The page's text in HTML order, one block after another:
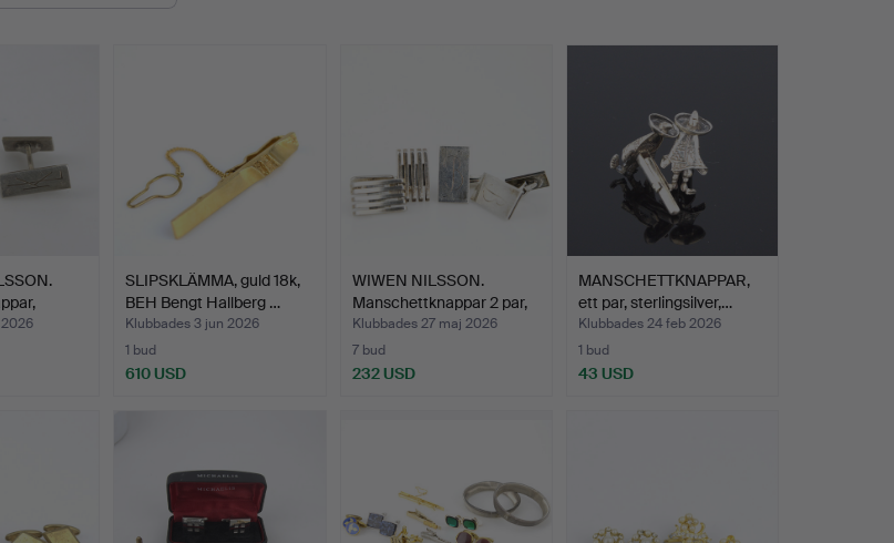
2026
SLIPSKLÄMMA, guld 18k,
BEH Bengt Hallberg …
Klubbades 3 jun 2026
1 bud
610 USD
WIWEN NILSSON.
Manschettknappar 2 par,
var…
Klubbades 27 maj 2026
7 bud
232 USD
MANSCHETTKNAPPAR,
ett par, sterlingsilver,…
Klubbades 24 feb 2026
1 bud
43 USD